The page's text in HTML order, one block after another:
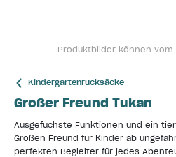
Produktbilder können vom
Kindergartenrucksäcke
Großer Freund Tukan
Ausgefuchste Funktionen und ein
Großen Freund für Kinder ab
perfekten Begleiter für jedes